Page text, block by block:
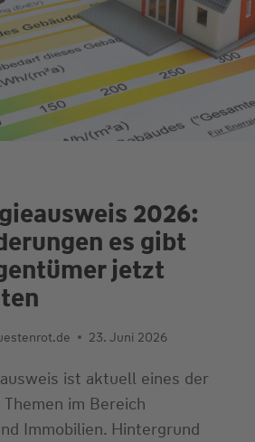
2026:
es gibt
jetzt
23. Juni 2026
ist aktuell eines der
im Bereich
Immobilien. Hintergrund